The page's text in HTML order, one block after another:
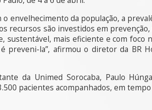
envelhecimento da população, a
recursos são investidos em prevenção,
sustentável, mais eficiente e com foco
preveni-la”, afirmou o diretor da BR
da Unimed Sorocaba, Paulo
pacientes acompanhados, em